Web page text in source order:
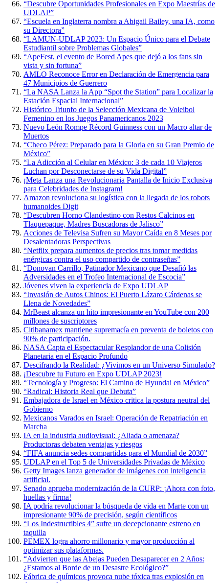
“Descubre Oportunidades Profesionales en Expo Maestrías de
UDLAP”
“Escuela en Inglaterra nombra a Abigail Bailey, una IA, como
su Directora”
“LAMUN-UDLAP 2023: Un Espacio Único para el Debate
Estudiantil sobre Problemas Globales”
“ApeFest, el evento de Bored Apes que dejó a los fans sin
vista y sin fortuna”
AMLO Reconoce Error en Declaración de Emergencia para
47 Municipios de Guerrero
“La NASA Lanza la App “Spot the Station” para Localizar la
Estación Espacial Internacional”
Histórico Triunfo de la Selección Mexicana de Voleibol
Femenino en los Juegos Panamericanos 2023
Nuevo León Rompe Récord Guinness con un Macro altar de
Muertos
“Checo Pérez: Preparado para la Gloria en su Gran Premio de
México”
“La Adicción al Celular en México: 3 de cada 10 Viajeros
Luchan por Desconectarse de su Vida Digital”
¡Meta Lanza una Revolucionaria Pantalla de Inicio Exclusiva
para Celebridades de Instagram!
Amazon revoluciona su logística con la llegada de los robots
humanoides Digit
“Descubren Horno Clandestino con Restos Calcinos en
Tlaquepaque, Madres Buscadoras de Jalisco”
Acciones de Televisa Sufren su Mayor Caída en 8 Meses por
Desalentadoras Perspectivas
“Netflix prepara aumentos de precios tras tomar medidas
enérgicas contra el uso compartido de contraseñas”
“Donovan Carrillo, Patinador Mexicano que Desafió las
Adversidades en el Trofeo Internacional de Escocia”
Jóvenes viven la experiencia de Expo UDLAP
“Invasión de Autos Chinos: El Puerto Lázaro Cárdenas se
Llena de Novedades”
MrBeast alcanza un hito impresionante en YouTube con 200
millones de suscriptores
Citibanamex mantiene supremacía en preventa de boletos con
90% de participación.
NASA Capta el Espectacular Resplandor de una Colisión
Planetaria en el Espacio Profundo
Descifrando la Realidad: ¿Vivimos en un Universo Simulado?
¡Descubre tu Futuro en Expo UDLAP 2023!
“Tecnología y Progreso: El Camino de Hyundai en México”
“Radical: Historia Real que Debuta”
Embajadora de Israel en México critica la postura neutral del
Gobierno
Mexicanos Varados en Israel: Operación de Repatriación en
Marcha
IA en la industria audiovisual: ¿Aliada o amenaza?
Productoras debaten ventajas y riesgos
“FIFA anuncia sedes compartidas para el Mundial de 2030”
UDLAP en el Top 5 de Universidades Privadas de México
Getty Images lanza generador de imágenes con inteligencia
artificial.
Senado aprueba modernización de la CURP: ¡Ahora con foto,
huellas y firma!
IA podría revolucionar la búsqueda de vida en Marte con un
impresionante 90% de precisión, según científicos
“Los Indestructibles 4” sufre un decepcionante estreno en
taquilla
PEMEX logra ahorro millonario y mayor producción al
optimizar sus plataformas.
“Advierten que las Abejas Pueden Desaparecer en 2 Años:
¿Estamos al Borde de un Desastre Ecológico?”
Fábrica de químicos provoca nube tóxica tras explosión en